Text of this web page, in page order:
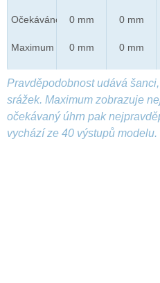
Očekáváno
Maximum
0 mm
0 mm
0 mm
0 mm
Pravděpodobnost udává
srážek. Maximum zobrazuje
očekávaný úhrn pak
vychází ze 40 výstupů modelu.